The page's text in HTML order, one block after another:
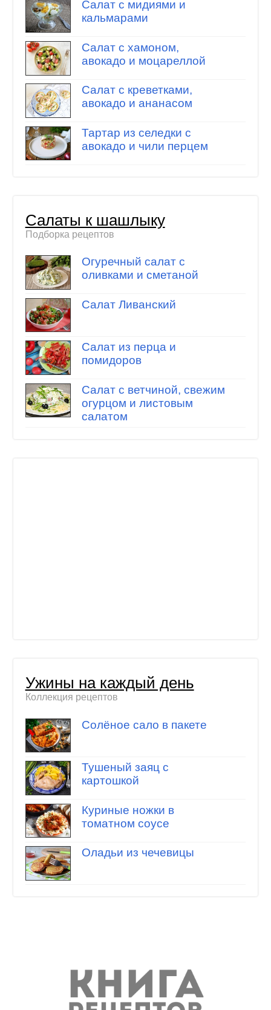
Салат с мидиями и
кальмарами
Салат с хамоном,
авокадо и моцареллой
Салат с креветками,
авокадо и ананасом
Тартар из селедки с
авокадо и чили перцем
Салаты к шашлыку
Подборка рецептов
Огуречный салат с
оливками и сметаной
Салат Ливанский
Салат из перца и
помидоров
Салат с ветчиной, свежим
огурцом и листовым
салатом
Ужины на каждый день
Коллекция рецептов
Солёное сало в пакете
Тушеный заяц с
картошкой
Куриные ножки в
томатном соусе
Оладьи из чечевицы